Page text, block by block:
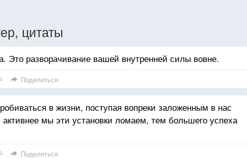
цитаты
разворачивание вашей внутренней силы вовне.
Поделиться
в жизни, поступая вопреки заложенным в нас
мы эти установки ломаем, тем большего успеха
Поделиться